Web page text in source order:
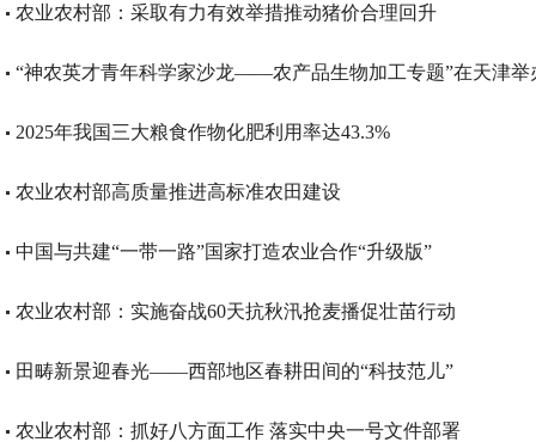
农业农村部：采取有力有效举措推动猪价合理回升
“神农英才青年科学家沙龙——农产品生物加工专题”在天津举
2025年我国三大粮食作物化肥利用率达43.3%
农业农村部高质量推进高标准农田建设
中国与共建“一带一路”国家打造农业合作“升级版”
农业农村部：实施奋战60天抗秋汛抢麦播促壮苗行动
田畴新景迎春光——西部地区春耕田间的“科技范儿”
农业农村部：抓好八方面工作 落实中央一号文件部署